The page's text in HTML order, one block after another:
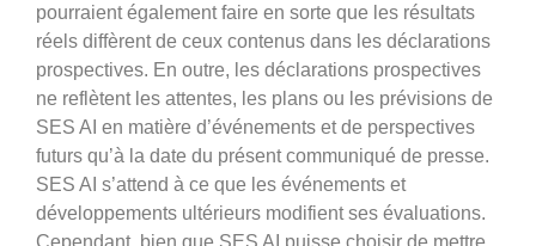
pourraient également faire en sorte que les résultats
réels diffèrent de ceux contenus dans les déclarations
prospectives. En outre, les déclarations prospectives
ne reflètent les attentes, les plans ou les prévisions de
SES AI en matière d’événements et de perspectives
futurs qu’à la date du présent communiqué de presse.
SES AI s’attend à ce que les événements et
développements ultérieurs modifient ses évaluations.
Cependant, bien que SES AI puisse choisir de mettre